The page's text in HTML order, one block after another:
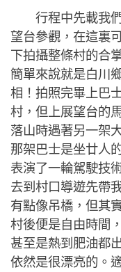
行程中先載我們
望台參觀，在這裏
下拍攝整條村的合
簡單來說就是白川
相！拍照完畢上巴
村，但上展望台的
落山時遇著另一架
那架巴士是坐廿人
表演了一輪駕駛技
去到村口導遊先帶
有點像吊橋，但其
村後便是自由時間
甚至是熱到肥油都
依然是很漂亮的。